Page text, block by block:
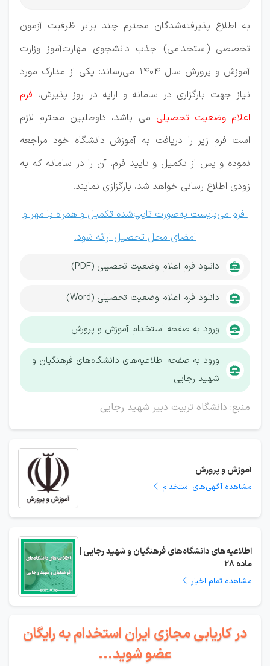
به اطلاع پذیرفته‌شدگان محترم چند برابر ظرفیت آزمون
تخصصی (استخدامی) جذب دانشجوی مهارت‌آموز وزارت
آموزش و پرورش سال ۱۴۰۴ می‌رساند: یکی از مدارک مورد
نیاز جهت بارگزاری در سامانه و ارایه در روز پذیرش، فرم
اعلام وضعیت تحصیلی می باشد، داوطلبین محترم لازم
است فرم زیر را دریافت به آموزش دانشگاه خود مراجعه
نموده و پس از تکمیل و تایید فرم، آن را در سامانه که به
زودی اطلاع رسانی خواهد شد، بارگزازی نمایند.
فرم می‌بایست به‌صورت تایپ‌شده تکمیل و همراه با مهر و
امضای محل تحصیل ارائه شود.
دانلود فرم اعلام وضعیت تحصیلی (PDF)
دانلود فرم اعلام وضعیت تحصیلی (Word)
ورود به صفحه استخدام آموزش و پرورش
ورود به صفحه اطلاعیه‌های دانشگاه‌های فرهنگیان و
شهید رجایی
منبع: دانشگاه تربیت دبیر شهید رجایی
آموزش و پرورش
مشاهده آگهی‌های استخدام
اطلاعیه‌های دانشگاه‌های فرهنگیان و شهید رجایی |
ماده 28
مشاهده تمام اخبار
در کاریابی مجازی ایران استخدام به رایگان
عضو شوید...